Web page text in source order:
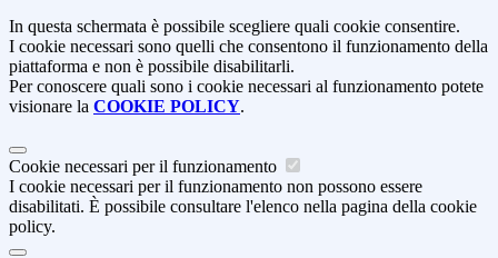
In questa schermata è possibile scegliere quali cookie consentire.
I cookie necessari sono quelli che consentono il funzionamento della
piattaforma e non è possibile disabilitarli.
Per conoscere quali sono i cookie necessari al funzionamento potete
visionare la COOKIE POLICY.
Cookie necessari per il funzionamento
I cookie necessari per il funzionamento non possono essere
disabilitati. È possibile consultare l'elenco nella pagina della cookie
policy.